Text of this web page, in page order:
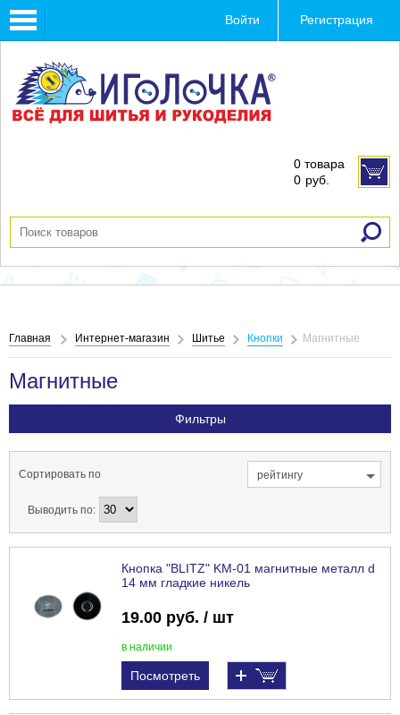
Toggle
navigation
Войти Регистрация
0 товара
0 руб.
Главная Интернет-магазин Шитье Кнопки Магнитные
Магнитные
Фильтры
Сортировать по рейтингу
Выводить по:
Кнопка "BLITZ" KM-01 магнитные металл d
14 мм гладкие никель
19.00 руб. / шт
в наличии
Посмотреть